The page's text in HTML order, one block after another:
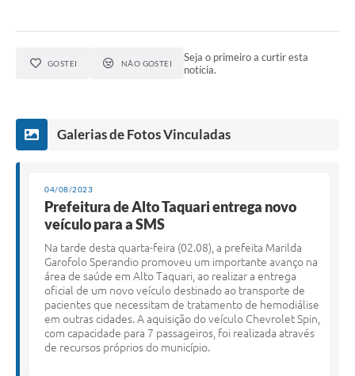
GOSTEI NÃO GOSTEI
Seja o primeiro a curtir esta
notícia.
Galerias de Fotos Vinculadas
04/08/2023
Prefeitura de Alto Taquari entrega novo
veículo para a SMS
Na tarde desta quarta-feira (02.08), a prefeita Marilda
Garofolo Sperandio promoveu um importante avanço na
área de saúde em Alto Taquari, ao realizar a entrega
oficial de um novo veículo destinado ao transporte de
pacientes que necessitam de tratamento de hemodiálise
em outras cidades. A aquisição do veículo Chevrolet Spin,
com capacidade para 7 passageiros, foi realizada através
de recursos próprios do município.